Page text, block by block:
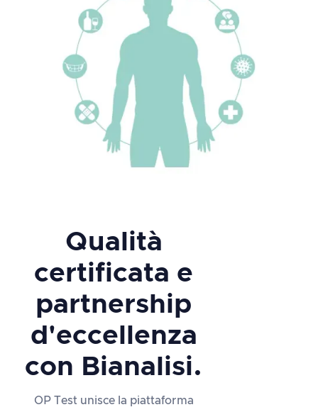
Qualità
certificata e
partnership
d'eccellenza
con Bianalisi.
OP Test unisce la piattaforma